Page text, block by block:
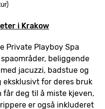
i Krakow
Private Playboy Spa
beliggende
jacuzzi, badstue og
for deres bruk
får deg til å miste kjeven,
er også inkluderet